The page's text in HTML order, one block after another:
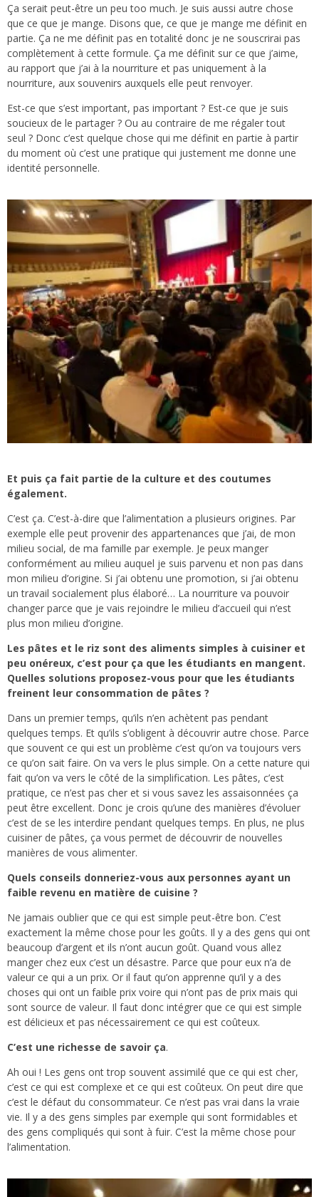
Ça serait peut-être un peu too much. Je suis aussi autre chose
que ce que je mange. Disons que, ce que je mange me définit en
partie. Ça ne me définit pas en totalité donc je ne souscrirai pas
complètement à cette formule. Ça me définit sur ce que j’aime,
au rapport que j’ai à la nourriture et pas uniquement à la
nourriture, aux souvenirs auxquels elle peut renvoyer.
Est-ce que s’est important, pas important ? Est-ce que je suis
soucieux de le partager ? Ou au contraire de me régaler tout
seul ? Donc c’est quelque chose qui me définit en partie à partir
du moment où c’est une pratique qui justement me donne une
identité personnelle.
Et puis ça fait partie de la culture et des coutumes
également.
C’est ça. C’est-à-dire que l’alimentation a plusieurs origines. Par
exemple elle peut provenir des appartenances que j’ai, de mon
milieu social, de ma famille par exemple. Je peux manger
conformément au milieu auquel je suis parvenu et non pas dans
mon milieu d’origine. Si j’ai obtenu une promotion, si j’ai obtenu
un travail socialement plus élaboré… La nourriture va pouvoir
changer parce que je vais rejoindre le milieu d’accueil qui n’est
plus mon milieu d’origine.
Les pâtes et le riz sont des aliments simples à cuisiner et
peu onéreux, c’est pour ça que les étudiants en mangent.
Quelles solutions proposez-vous pour que les étudiants
freinent leur consommation de pâtes ?
Dans un premier temps, qu’ils n’en achètent pas pendant
quelques temps. Et qu’ils s’obligent à découvrir autre chose. Parce
que souvent ce qui est un problème c’est qu’on va toujours vers
ce qu’on sait faire. On va vers le plus simple. On a cette nature qui
fait qu’on va vers le côté de la simplification. Les pâtes, c’est
pratique, ce n’est pas cher et si vous savez les assaisonnées ça
peut être excellent. Donc je crois qu’une des manières d’évoluer
c’est de se les interdire pendant quelques temps. En plus, ne plus
cuisiner de pâtes, ça vous permet de découvrir de nouvelles
manières de vous alimenter.
Quels conseils donneriez-vous aux personnes ayant un
faible revenu en matière de cuisine ?
Ne jamais oublier que ce qui est simple peut-être bon. C’est
exactement la même chose pour les goûts. Il y a des gens qui ont
beaucoup d’argent et ils n’ont aucun goût. Quand vous allez
manger chez eux c’est un désastre. Parce que pour eux n’a de
valeur ce qui a un prix. Or il faut qu’on apprenne qu’il y a des
choses qui ont un faible prix voire qui n’ont pas de prix mais qui
sont source de valeur. Il faut donc intégrer que ce qui est simple
est délicieux et pas nécessairement ce qui est coûteux.
C’est une richesse de savoir ça.
Ah oui ! Les gens ont trop souvent assimilé que ce qui est cher,
c’est ce qui est complexe et ce qui est coûteux. On peut dire que
c’est le défaut du consommateur. Ce n’est pas vrai dans la vraie
vie. Il y a des gens simples par exemple qui sont formidables et
des gens compliqués qui sont à fuir. C’est la même chose pour
l’alimentation.